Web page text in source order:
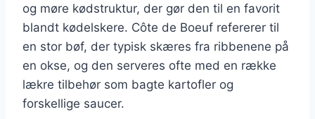
og møre kødstruktur, der gør den til en favorit
blandt kødelskere. Côte de Boeuf refererer til
en stor bøf, der typisk skæres fra ribbenene på
en okse, og den serveres ofte med en række
lækre tilbehør som bagte kartofler og
forskellige saucer.